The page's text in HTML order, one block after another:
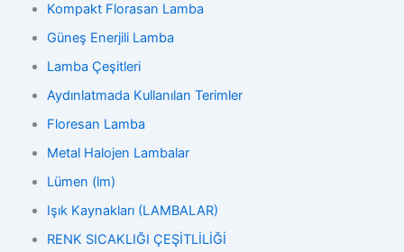
Kompakt Florasan Lamba
Güneş Enerjili Lamba
Lamba Çeşitleri
Aydınlatmada Kullanılan Terimler
Floresan Lamba
Metal Halojen Lambalar
Lümen (lm)
Işık Kaynakları (LAMBALAR)
RENK SICAKLIĞI ÇEŞİTLİLİĞİ